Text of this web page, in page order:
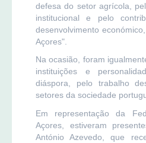
defesa do setor agrícola,
institucional e pelo
desenvolvimento
Açores".
Na ocasião, foram
instituições e
diáspora, pelo trabalho
setores da sociedade
Em representação da
Açores, estiveram
António Azevedo, que